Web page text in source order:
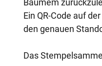
Bäumem
Ein QR-Code auf
den genauen
Das